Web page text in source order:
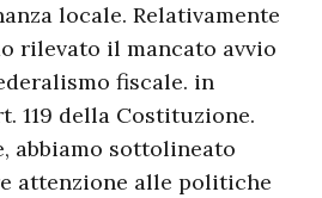
locale. Relativamente
rilevato il mancato avvio
fiscale. in
119 della Costituzione.
abbiamo sottolineato
attenzione alle politiche